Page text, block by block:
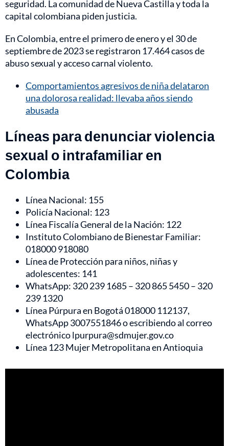
seguridad. La comunidad de Nueva Castilla y toda la
capital colombiana piden justicia.
En Colombia, entre el primero de enero y el 30 de
septiembre de 2023 se registraron 17.464 casos de
abuso sexual y acceso carnal violento.
Comportamientos agresivos de niña delataron
una dolorosa realidad: llevaba años siendo
abusada
Líneas para denunciar violencia
sexual o intrafamiliar en
Colombia
Línea Nacional: 155
Policía Nacional: 123
Línea Fiscalía General de la Nación: 122
Instituto Colombiano de Bienestar Familiar:
018000 918080
Línea de Protección para niños, niñas y
adolescentes: 141
WhatsApp: 320 239 1685 – 320 865 5450 – 320
239 1320
Línea Púrpura en Bogotá 018000 112137,
WhatsApp 3007551846 o escribiendo al correo
electrónico lpurpura@sdmujer.gov.co
Línea 123 Mujer Metropolitana en Antioquia